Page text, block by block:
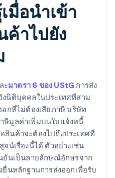
มื่อนําเข้า
ค้าไปยัง
ะมาตรา 6 ของ UStG การส่ง
นิติบุคคลในประเทศที่สาม
อกที่ไม่ต้องเสียภาษี บริษัท
ษีมูลค่าเพิ่มบนใบแจ้งหนี้
สินค้าจะต้องไปถึงประเทศที่
น์เรื่องนี้ได้ ตัวอย่างเช่น
ยันเป็นลายลักษณ์อักษรจาก
นหลักฐานการส่งออกเพื่อรับ